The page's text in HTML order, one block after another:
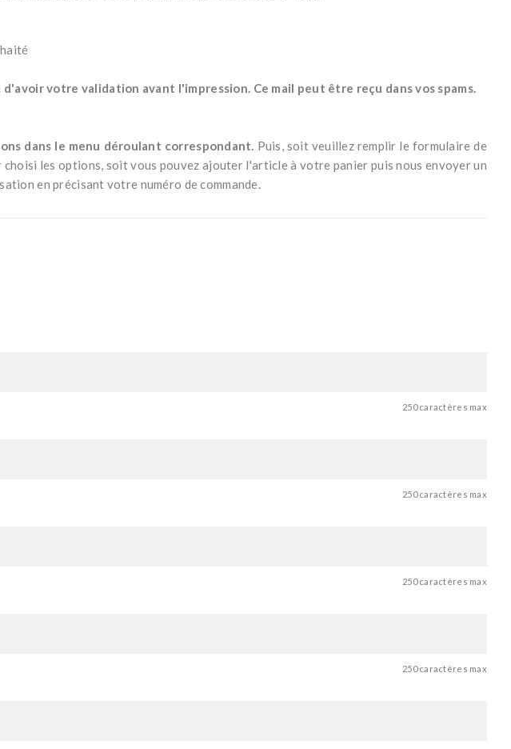
votre validation avant l'impression. Ce mail peut être reçu dans vos spams.
dans le menu déroulant correspondant. Puis, soit veuillez remplir le formulaire de
les options, soit vous pouvez ajouter l'article à votre panier puis nous envoyer un
en précisant votre numéro de commande.
250 caractères max
250 caractères max
250 caractères max
250 caractères max